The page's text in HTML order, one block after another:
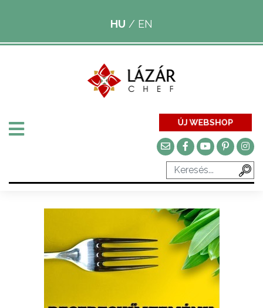
HU / EN
ÚJ WEBSHOP